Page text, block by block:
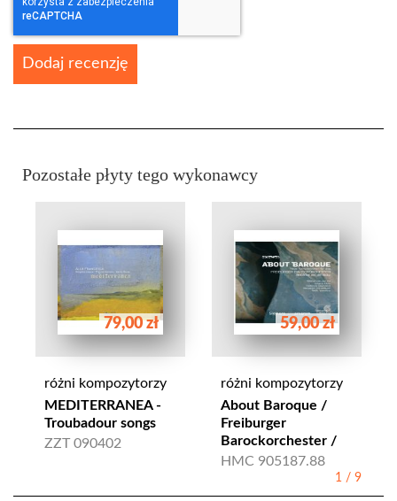
Dodaj recenzję
Pozostałe płyty tego wykonawcy
79,00 zł
różni kompozytorzy
MEDITERRANEA -
Troubadour songs
ZZT 090402
59,00 zł
różni kompozytorzy
About Baroque /
Freiburger
Barockorchester /
HMC 905187.88
1 / 9